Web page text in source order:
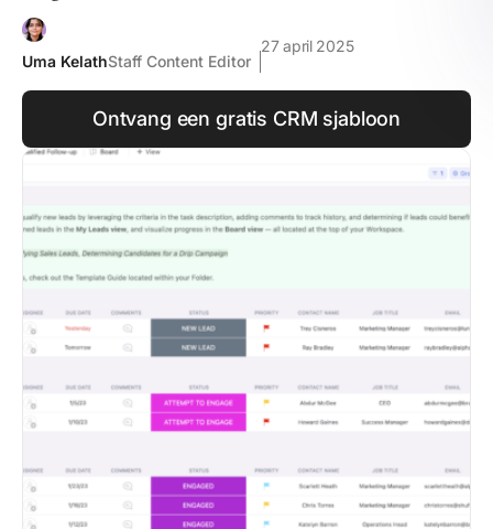
Uma KelathStaff Content Editor
27 april 2025
Ontvang een gratis CRM sjabloon